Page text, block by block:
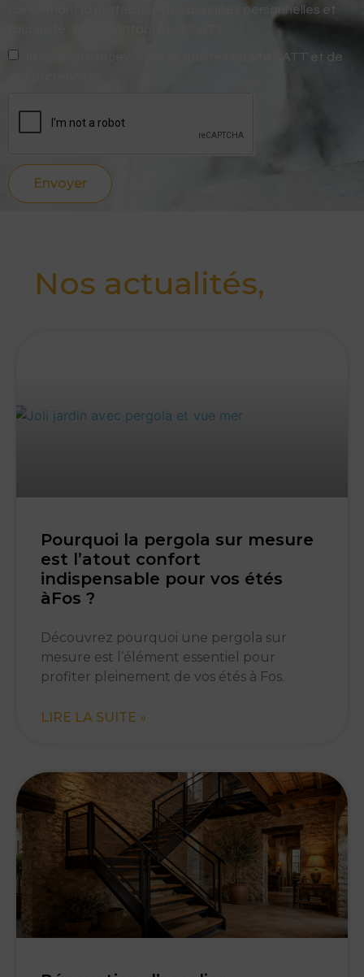
concernant la protection des données personnelles et
Je souhaite recevoir les actualités du site SATT et de
Envoyer
Nos actualités,
Pourquoi la pergola sur mesure
est l’atout confort
indispensable pour vos étés
àFos ?
Découvrez pourquoi une pergola sur
mesure est l’élément essentiel pour
profiter pleinement de vos étés à Fos.
LIRE LA SUITE »